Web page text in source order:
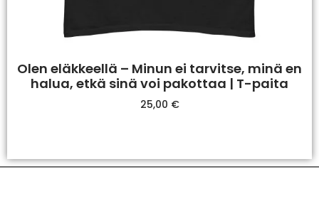
Olen eläkkeellä – Minun ei tarvitse, minä en
halua, etkä sinä voi pakottaa | T-paita
25,00 €